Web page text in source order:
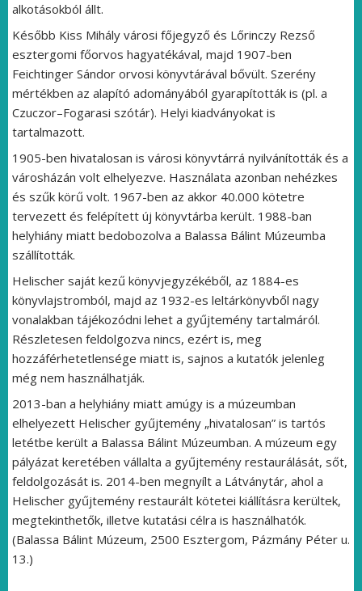
alkotásokból állt.
Később Kiss Mihály városi főjegyző és Lőrinczy Rezső
esztergomi főorvos hagyatékával, majd 1907-ben
Feichtinger Sándor orvosi könyvtárával bővült. Szerény
mértékben az alapító adományából gyarapították is (pl. a
Czuczor–Fogarasi szótár). Helyi kiadványokat is
tartalmazott.
1905-ben hivatalosan is városi könyvtárrá nyilvánították és a
városházán volt elhelyezve. Használata azonban nehézkes
és szűk körű volt. 1967-ben az akkor 40.000 kötetre
tervezett és felépített új könyvtárba került. 1988-ban
helyhiány miatt bedobozolva a Balassa Bálint Múzeumba
szállították.
Helischer saját kezű könyvjegyzékéből, az 1884-es
könyvlajstromból, majd az 1932-es leltárkönyvből nagy
vonalakban tájékozódni lehet a gyűjtemény tartalmáról.
Részletesen feldolgozva nincs, ezért is, meg
hozzáférhetetlensége miatt is, sajnos a kutatók jelenleg
még nem használhatják.
2013-ban a helyhiány miatt amúgy is a múzeumban
elhelyezett Helischer gyűjtemény „hivatalosan” is tartós
letétbe került a Balassa Bálint Múzeumban. A múzeum egy
pályázat keretében vállalta a gyűjtemény restaurálását, sőt,
feldolgozását is. 2014-ben megnyílt a Látványtár, ahol a
Helischer gyűjtemény restaurált kötetei kiállításra kerültek,
megtekinthetők, illetve kutatási célra is használhatók.
(Balassa Bálint Múzeum, 2500 Esztergom, Pázmány Péter u.
13.)